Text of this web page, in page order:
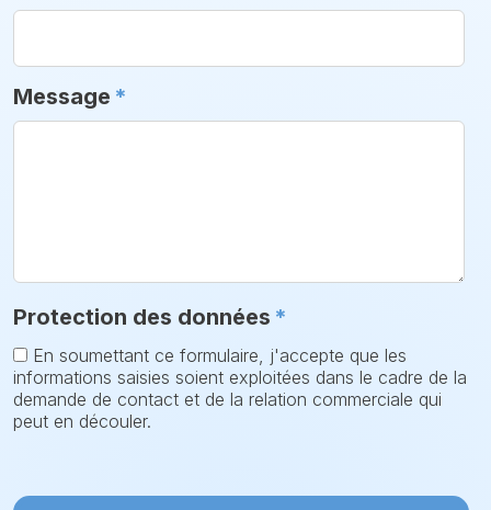
Message *
Protection des données *
En soumettant ce formulaire, j'accepte que les
informations saisies soient exploitées dans le cadre de la
demande de contact et de la relation commerciale qui
peut en découler.